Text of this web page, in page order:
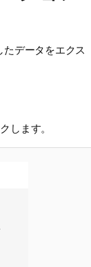
データをエクス
します。